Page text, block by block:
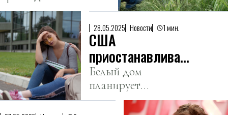
Рона и
Гермионы
к команде
признанных
мастеров.
28.05.2025 Новости 1 мин.
США
приостанавливают
выдачу
студенческих виз
Белый дом
планирует
расширить практику